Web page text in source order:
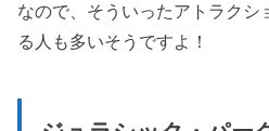
なので、そういったアトラクシ
る人も多いそうですよ！